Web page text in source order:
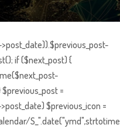
if ($next_post) {
=
$previous_icon =